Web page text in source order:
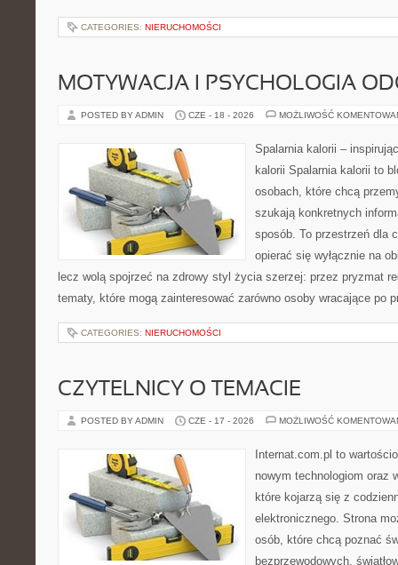
CATEGORIES: NIERUCHOMOŚCI
MOTYWACJA I PSYCHOLOGIA
POSTED BY ADMIN CZE - 18 - 2026 MOŻLIWOŚĆ
Spalarnia kalorii –
kalorii Spalarnia kalorii to
osobach, które chcą
szukają konkretnych
sposób. To przestrzeń dla
opierać się wyłącznie na
lecz wolą spojrzeć na zdrowy styl życia szerzej: przez pryzmat
tematy, które mogą zainteresować zarówno osoby wracające po
CATEGORIES: NIERUCHOMOŚCI
CZYTELNICY O TEMACIE
POSTED BY ADMIN CZE - 17 - 2026 MOŻLIWOŚĆ
Internat.com.pl to
nowym technologiom oraz
które kojarzą się z
elektronicznego. Strona
osób, które chcą poznać
bezprzewodowych,